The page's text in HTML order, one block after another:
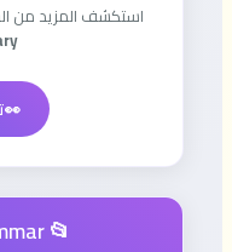
استكشف المزيد من
👀
📂 second bac grammar